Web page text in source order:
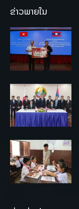
ຂ່າວພາຍໃນ